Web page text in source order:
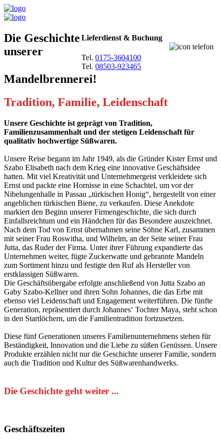
Lieferdienst & Buchung
Tel. 0175-3604100
Tel. 08503-923465
Die Geschichte
unserer
Mandelbrennerei!
Tradition, Familie, Leidenschaft
Unsere Geschichte ist geprägt von Tradition,
Familienzusammenhalt und der stetigen Leidenschaft für
qualitativ hochwertige Süßwaren.
Unsere Reise begann im Jahr 1949, als die Gründer Kister Ernst und
Szabo Elisabeth nach dem Krieg eine innovative Geschäftsidee
hatten. Mit viel Kreativität und Unternehmergeist verkleidete sich
Ernst und packte eine Hornisse in eine Schachtel, um vor der
Nibelungenhalle in Passau „türkischen Honig“, hergestellt von einer
angeblichen türkischen Biene, zu verkaufen. Diese Anekdote
markiert den Beginn unserer Firmengeschichte, die sich durch
Einfallsreichtum und ein Händchen für das Besondere auszeichnet.
Nach dem Tod von Ernst übernahmen seine Söhne Karl, zusammen
mit seiner Frau Roswitha, und Wilhelm, an der Seite seiner Frau
Jutta, das Ruder der Firma. Unter ihrer Führung expandierte das
Unternehmen weiter, fügte Zuckerwatte und gebrannte Mandeln
zum Sortiment hinzu und festigte den Ruf als Hersteller von
erstklassigen Süßwaren.
Die Geschäftsübergabe erfolgte anschließend von Jutta Szabo an
Gaby Szabo-Kellner und ihren Sohn Johannes, die das Erbe mit
ebenso viel Leidenschaft und Engagement weiterführen. Die fünfte
Generation, repräsentiert durch Johannes‘ Tochter Maya, steht schon
in den Startlöchern, um die Familientradition fortzusetzen.
Diese fünf Generationen unseres Familienunternehmens stehen für
Beständigkeit, Innovation und die Liebe zu süßen Genüssen. Unsere
Produkte erzählen nicht nur die Geschichte unserer Familie, sondern
auch die Tradition und Kultur des Süßwarenhandwerks.
Die Geschichte geht weiter ...
Geschäftszeiten